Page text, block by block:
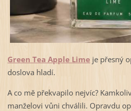
Green Tea Apple Lime je přesný
doslova hladí.
A co mě překvapilo nejvíc?
manželovi vůni chválili. Opravdu